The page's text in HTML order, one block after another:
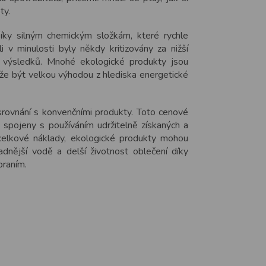
silným chemickým složkám, které rychle
v minulosti byly někdy kritizovány za nižší
Mnohé ekologické produkty jsou
být velkou výhodou z hlediska energetické
s konvenčními produkty. Toto cenové
s používáním udržitelně získaných a
náklady, ekologické produkty mohou
vodě a delší životnost oblečení díky